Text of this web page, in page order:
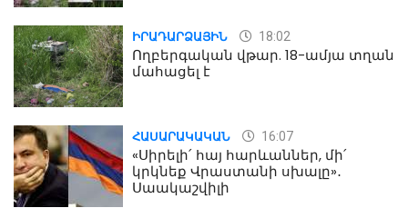
ԻՐԱԴԱՐՁԱՅԻՆ 18:02
Ողբերգական վթար. 18-ամյա տղան
մահացել է
ՀԱՍԱՐԱԿԱԿԱՆ 16:07
«Սիրելի՛ հայ հարևաններ, մի՛
կրկնեք Վրաստանի սխալը»․
Սաակաշվիլի